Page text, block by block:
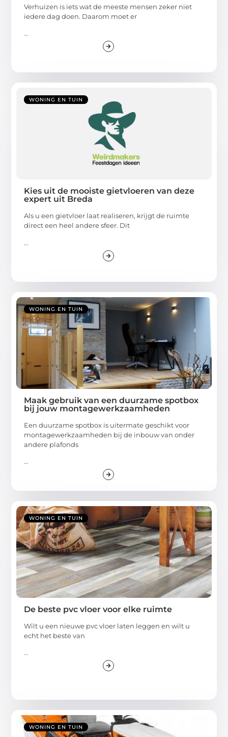
Verhuizen is iets wat de meeste mensen zeker niet
iedere dag doen. Daarom moet er
...
WONING EN TUIN
Kies uit de mooiste gietvloeren van deze
expert uit Breda
Als u een gietvloer laat realiseren, krijgt de ruimte
direct een heel andere sfeer. Dit
...
WONING EN TUIN
Maak gebruik van een duurzame spotbox
bij jouw montagewerkzaamheden
Een duurzame spotbox is uitermate geschikt voor
montagewerkzaamheden bij de inbouw van onder
andere plafonds
...
WONING EN TUIN
De beste pvc vloer voor elke ruimte
Wilt u een nieuwe pvc vloer laten leggen en wilt u
echt het beste van
...
WONING EN TUIN